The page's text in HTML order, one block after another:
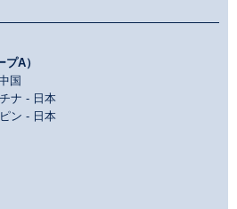
A）
国
ナ - 日本
ン - 日本